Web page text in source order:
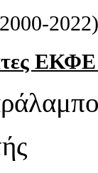
2022)
ΕΚΦΕ